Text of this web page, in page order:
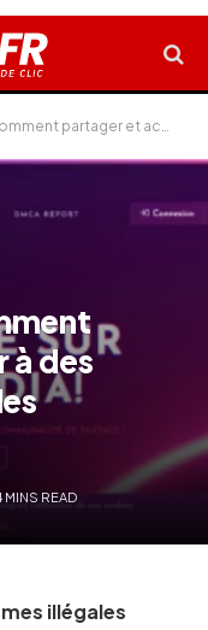
et accéder à des informations sensibles
à des
MINS READ
illégales